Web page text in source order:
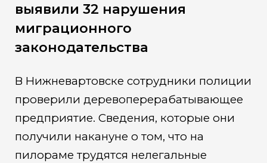
выявили 32 нарушения
миграционного
законодательства
В Нижневартовске сотрудники полиции
проверили деревоперерабатывающее
предприятие. Сведения, которые они
получили накануне о том, что на
пилораме трудятся нелегальные